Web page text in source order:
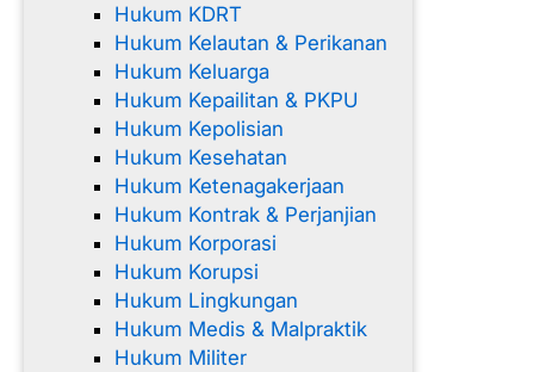
Hukum KDRT
Hukum Kelautan & Perikanan
Hukum Keluarga
Hukum Kepailitan & PKPU
Hukum Kepolisian
Hukum Kesehatan
Hukum Ketenagakerjaan
Hukum Kontrak & Perjanjian
Hukum Korporasi
Hukum Korupsi
Hukum Lingkungan
Hukum Medis & Malpraktik
Hukum Militer